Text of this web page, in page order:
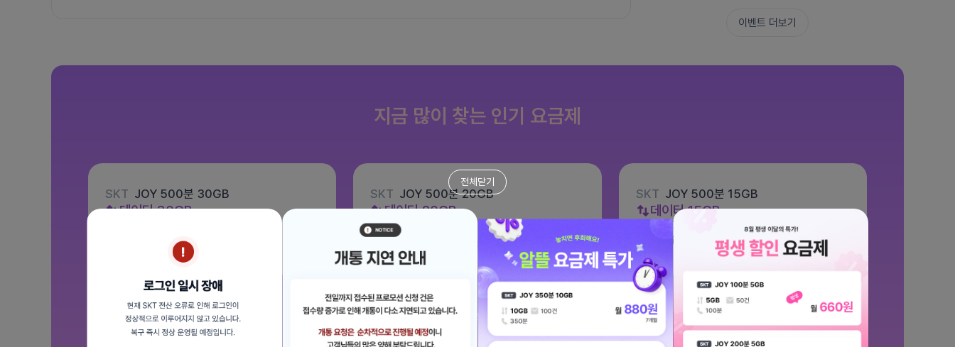
이벤트 더보기
지금 많이 찾는 인기 요금제
SKT JOY 500분 30GB
데이터30GB
월 12,100원/ 평생할인
SKT JOY 500분 20GB
데이터20GB
통화 500분
월 8,800원 / 평생할인
SKT JOY 500분 15GB
데이터15GB
통화 500분
월 7,700원 / 평생할인
전체보기
전체닫기